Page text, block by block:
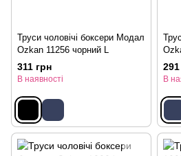
Труси чоловічі боксери Модал
Ozkan 11256 чорний L
311 грн
В наявності В